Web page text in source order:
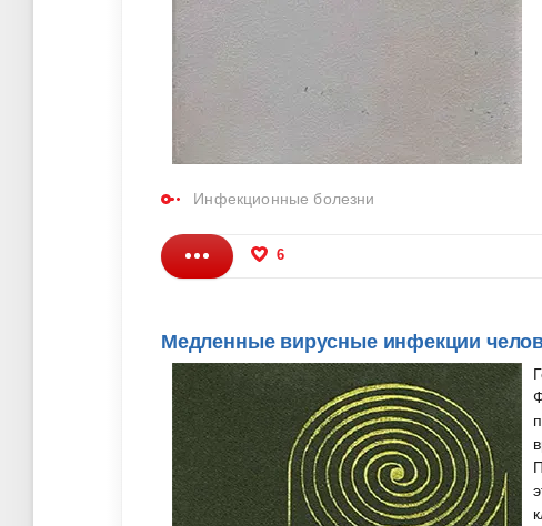
Инфекционные болезни
6
Медленные вирусные инфекции